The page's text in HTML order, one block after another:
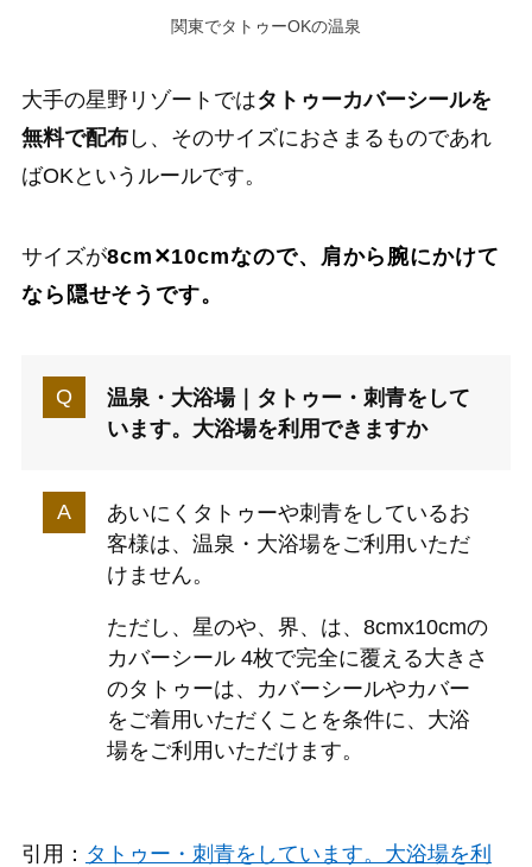
関東でタトゥーOKの温泉
大手の星野リゾートではタトゥーカバーシールを
無料で配布し、そのサイズにおさまるものであれ
ばOKというルールです。
サイズが8cm✕10cmなので、肩から腕にかけて
なら隠せそうです。
温泉・大浴場｜タトゥー・刺青をして
います。大浴場を利用できますか
あいにくタトゥーや刺青をしているお
客様は、温泉・大浴場をご利用いただ
けません。
ただし、星のや、界、は、8cmx10cmの
カバーシール 4枚で完全に覆える大きさ
のタトゥーは、カバーシールやカバー
をご着用いただくことを条件に、大浴
場をご利用いただけます。
引用： タトゥー・刺青をしています。大浴場を利